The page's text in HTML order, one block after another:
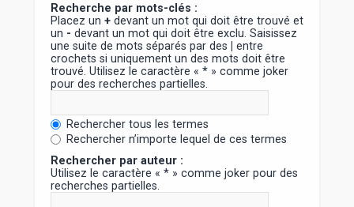
Recherche par mots-clés :
Placez un +devant un mot qui doit être trouvé et
un - devant un mot qui doit être exclu. Saisissez
une suite de mots séparés par des | entre
crochets si uniquement un des mots doit être
trouvé. Utilisez le caractère « * » comme joker
pour des recherches partielles.
Rechercher tous les termes
Rechercher n’importe lequel de ces termes
Rechercher par auteur :
Utilisez le caractère « * » comme joker pour des
recherches partielles.